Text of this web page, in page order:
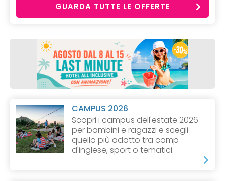
GUARDA TUTTE LE OFFERTE
CAMPUS 2026
Scopri i campus dell'estate 2026
per bambini e ragazzi e scegli
quello più adatto tra camp
d'inglese, sport o tematici.